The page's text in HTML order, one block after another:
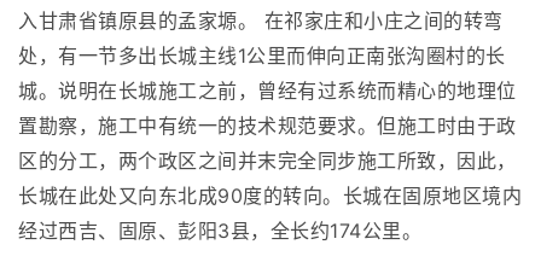
入甘肃省镇原县的孟家塬。 在祁家庄和小庄之间的转弯
处，有一节多出长城主线1公里而伸向正南张沟圈村的长
城。说明在长城施工之前，曾经有过系统而精心的地理位
置勘察，施工中有统一的技术规范要求。但施工时由于政
区的分工，两个政区之间并末完全同步施工所致，因此，
长城在此处又向东北成90度的转向。长城在固原地区境内
经过西吉、固原、彭阳3县，全长约174公里。